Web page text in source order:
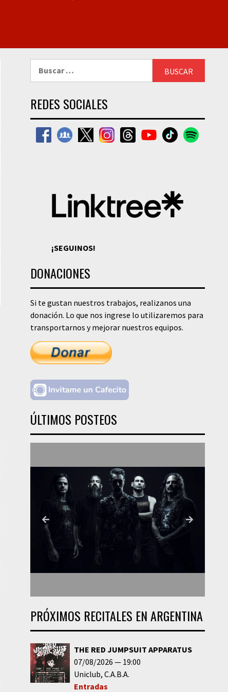
REDES SOCIALES
¡SEGUINOS!
DONACIONES
Si te gustan nuestros trabajos, realizanos una
donación. Lo que nos ingrese lo utilizaremos para
transportarnos y mejorar nuestros equipos.
ÚLTIMOS POSTEOS
PRÓXIMOS RECITALES EN ARGENTINA
THE RED JUMPSUIT APPARATUS
07/08/2026
19:00
Uniclub C.A.B.A.
Entradas